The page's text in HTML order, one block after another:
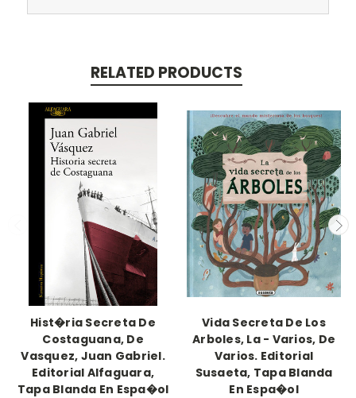
RELATED PRODUCTS
Hist�ria Secreta De
Costaguana, De
Vasquez, Juan Gabriel.
Editorial Alfaguara,
Tapa Blanda En Espa�ol
Vida Secreta De Los
Arboles, La - Varios, De
Varios. Editorial
Susaeta, Tapa Blanda
En Espa�ol